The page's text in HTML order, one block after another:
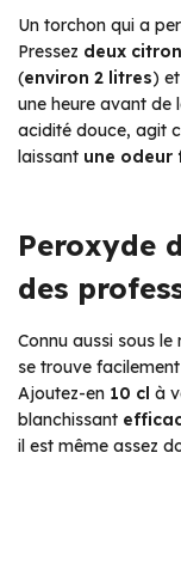
Un torchon qui a
Pressez deux
(environ 2 litres)
une heure avant de
acidité douce, agit
laissant une odeur
Peroxyde
des
Connu aussi sous le
se trouve
Ajoutez-en 10 cl à
blanchissant
il est même assez